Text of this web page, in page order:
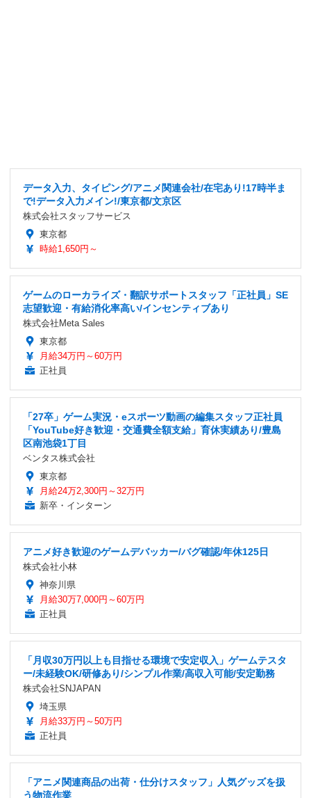
データ入力、タイピング/アニメ関連会社/在宅あり!17時半ま
で!データ入力メイン!/東京都/文京区
株式会社スタッフサービス
東京都
時給1,650円～
ゲームのローカライズ・翻訳サポートスタッフ「正社員」SE
志望歓迎・有給消化率高い/インセンティブあり
株式会社Meta Sales
東京都
月給34万円～60万円
正社員
「27卒」ゲーム実況・eスポーツ動画の編集スタッフ正社員
「YouTube好き歓迎・交通費全額支給」育休実績あり/豊島
区南池袋1丁目
ベンタス株式会社
東京都
月給24万2,300円～32万円
新卒・インターン
アニメ好き歓迎のゲームデバッカー/バグ確認/年休125日
株式会社小林
神奈川県
月給30万7,000円～60万円
正社員
「月収30万円以上も目指せる環境で安定収入」ゲームテスタ
ー/未経験OK/研修あり/シンプル作業/高収入可能/安定勤務
株式会社SNJAPAN
埼玉県
月給33万円～50万円
正社員
「アニメ関連商品の出荷・仕分けスタッフ」人気グッズを扱
う物流作業